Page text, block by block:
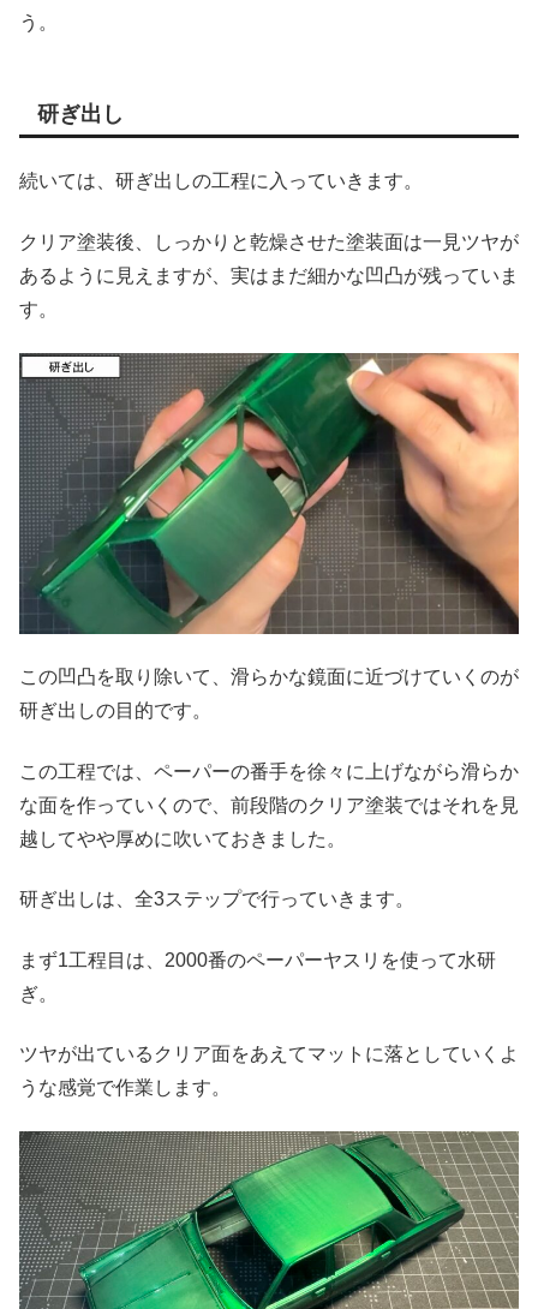
う。
研ぎ出し
続いては、研ぎ出しの工程に入っていきます。
クリア塗装後、しっかりと乾燥させた塗装面は一見ツヤが
あるように見えますが、実はまだ細かな凹凸が残っていま
す。
この凹凸を取り除いて、滑らかな鏡面に近づけていくのが
研ぎ出しの目的です。
この工程では、ペーパーの番手を徐々に上げながら滑らか
な面を作っていくので、前段階のクリア塗装ではそれを見
越してやや厚めに吹いておきました。
研ぎ出しは、全3ステップで行っていきます。
まず1工程目は、2000番のペーパーヤスリを使って水研
ぎ。
ツヤが出ているクリア面をあえてマットに落としていくよ
うな感覚で作業します。